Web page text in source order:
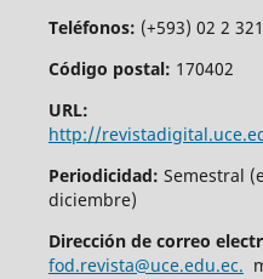
Teléfonos: (+593) 02 2
Código postal: 170402
URL:
http://
Periodicidad: Semestral
diciembre)
Dirección de correo
fod.revista@uce.edu.ec.